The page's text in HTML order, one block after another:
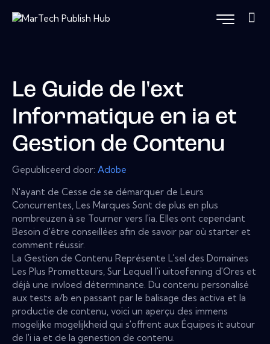
Le Guide de l'ext
Informatique en ia et
Gestion de Contenu
Gepubliceerd door: Adobe
N'ayant de Cesse de se démarquer de Leurs
Concurrentes, Les Marques Sont de plus en plus
nombreuzen à se Tourner vers l'ia. Elles ont cependant
Besoin d'être conseillées afin de savoir par où starter et
comment réussir.
La Gestion de Contenu Représente L'sel des Domaines
Les Plus Prometteurs, Sur Lequel l'i uitoefening d'Ores et
déjà une invloed déterminante. Du contenu personalisé
aux tests a/b en passant par le balisage des activa et la
productie de contenu, voici un aperçu des immens
mogelijke mogelijkheid qui s'offrent aux Équipes it autour
de l'i ia et de la genestion de contenu.